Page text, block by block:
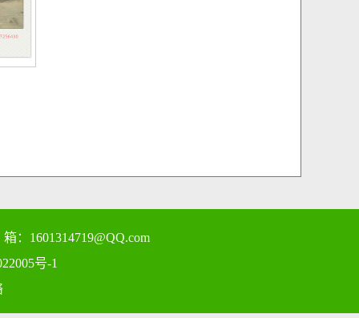
：1601314719@QQ.com
号-1